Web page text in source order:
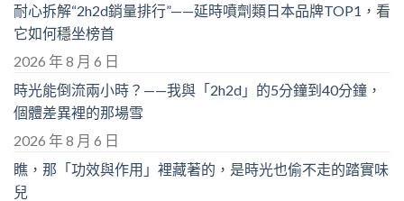
耐心拆解“2h2d銷量排行”——延時噴劑類日本品牌TOP1，看
它如何穩坐榜首
2026 年 8 月 6 日
時光能倒流兩小時？——我與「2h2d」的5分鐘到40分鐘，
個體差異裡的那場雪
2026 年 8 月 6 日
瞧，那「功效與作用」裡藏著的，是時光也偷不走的踏實味
兒